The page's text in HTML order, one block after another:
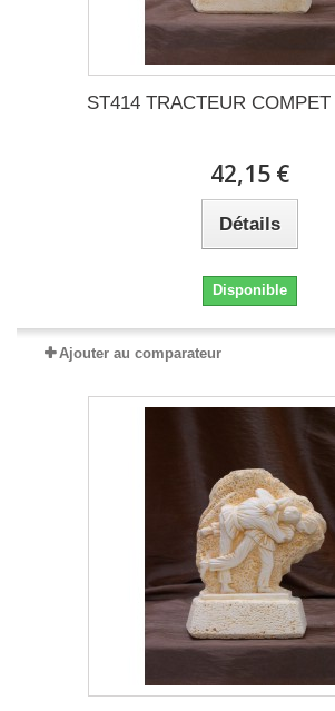
ST414 TRACTEUR
42,15 €
Détails
Disponible
Ajouter au comparateur